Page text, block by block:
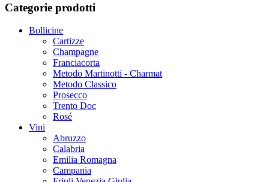
Categorie prodotti
Bollicine
Cartizze
Champagne
Franciacorta
Metodo Martinotti - Charmat
Metodo Classico
Prosecco
Trento Doc
Rosé
Vini
Abruzzo
Calabria
Emilia Romagna
Campania